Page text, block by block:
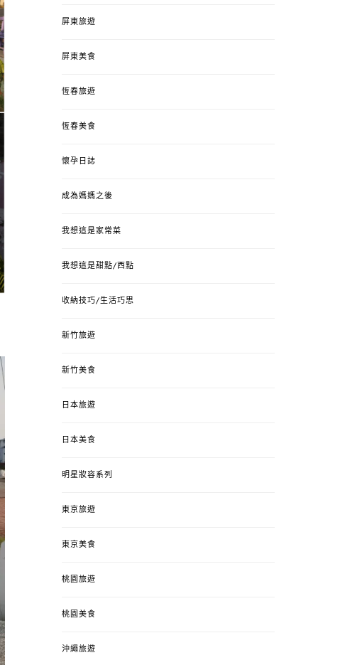
屏東旅遊
屏東美食
恆春旅遊
恆春美食
懷孕日誌
成為媽媽之後
我想這是家常菜
我想這是甜點/西點
收納技巧/生活巧思
新竹旅遊
新竹美食
日本旅遊
日本美食
明星妝容系列
東京旅遊
東京美食
桃園旅遊
桃園美食
沖繩旅遊